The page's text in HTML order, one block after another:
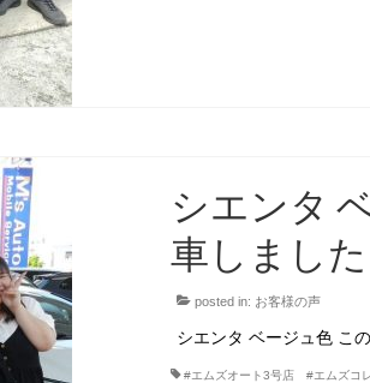
シエンタ
車しました
posted in: お客様の声
シエンタ ベージュ色 こ
#エムズオート3号店 #エムズコ